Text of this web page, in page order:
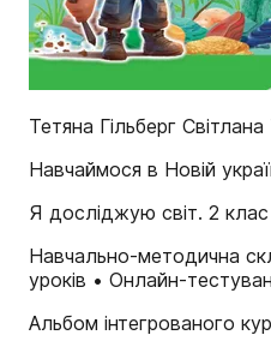
Тетяна Гільберг
Навчаймося в Новій
Я досліджую світ. 2
Навчально-методична
уроків • Онлайн-
Альбом інтегрованого